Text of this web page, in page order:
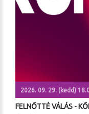
2026. 09. 29. (kedd)
FELNŐTTÉ VÁLÁS -